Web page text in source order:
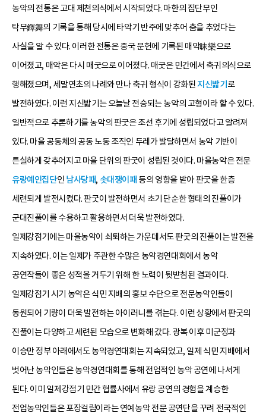
농악의 전통은 고대 제천의식에서 시작되었다. 마한의 집단무인
탁무鐸舞의 기록을 통해 당시에 타악기 반주에 맞추어 춤을 추었다는
사실을 알 수 있다. 이러한 전통은 중국 문헌에 기록된 매악昧樂으로
이어졌고, 매악은 다시 매굿으로 이어졌다. 매굿은 민간에서 축귀의식으로
행해졌으며, 세말연초의 나례와 만나 축귀 형식이 강화된지신밟기 로
발전하였다. 이런 지신밟기는 오늘날 전승되는 농악의 고형이라 할 수 있다.
일반적으로 추론하기를 농악의 판굿은 조선 후기에 성립되었다고 알려져
있다. 마을 공동체의 공동 노동 조직인 두레가 발달하면서 농악 기반이
튼실하게 갖추어지고 마을 단위의 판굿이 성립된 것이다. 마을농악은 전문
유랑예인집단인 남사당패, 솟대쟁이패 등의 영향을 받아 판굿을 한층
세련되게 발전시켰다. 판굿이 발전하면서 초기 단순한 형태의 진풀이가
군대진풀이를 수용하고 활용하면서 더욱 발전하였다.
일제강점기에는 마을농악이 쇠퇴하는 가운데서도 판굿의 진풀이는 발전을
지속하였다. 이는 일제가 주관한 수많은 농악경연대회에서 농악
공연작들이 좋은 성적을 거두기 위해 한 노력이 뒷받침된 결과이다.
일제강점기 시기 농악은 식민 지배의 홍보 수단으로 전문농악인들이
동원되어 기량이 더욱 발전하는 아이러니를 겪는다. 이런 상황에서 판굿의
진풀이는 다양하고 세련된 모습으로 변화해 갔다. 광복 이후 미군정과
이승만 정부 아래에서도 농악경연대회는 지속되었고, 일제 식민 지배에서
벗어난 농악인들은 농악경연대회를 통해 전업적인 농악 공연에 나서게
된다. 이미 일제강점기 민간 협률사에서 유랑 공연의 경험을 계승한
전업농악인들은 포장걸립이라는 연예농악 전문 공연단을 꾸려 전국적인